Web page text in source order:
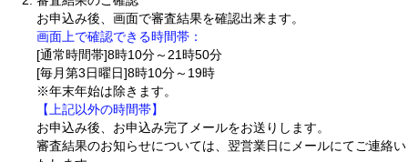
お申込み後、画面で審査結果を確認出来ます。
画面上で確認できる時間帯：
[通常時間帯]8時10分～21時50分
[毎月第3日曜日]8時10分～19時
※年末年始は除きます。
【上記以外の時間帯】
お申込み後、お申込み完了メールをお送りします。
審査結果のお知らせについては、翌営業日にメールにてご連絡い